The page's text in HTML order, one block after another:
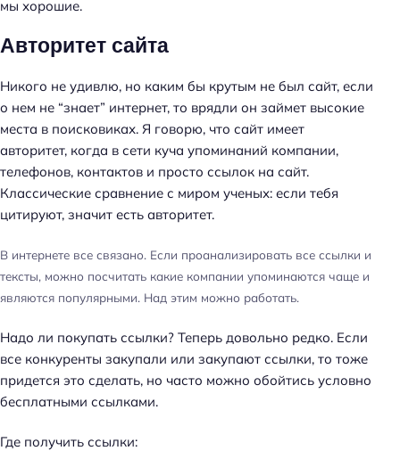
мы хорошие.
Авторитет сайта
Никого не удивлю, но каким бы крутым не был сайт, если
о нем не “знает” интернет, то врядли он займет высокие
места в поисковиках. Я говорю, что сайт имеет
авторитет, когда в сети куча упоминаний компании,
телефонов, контактов и просто ссылок на сайт.
Классические сравнение с миром ученых: если тебя
цитируют, значит есть авторитет.
В интернете все связано. Если проанализировать все ссылки и
тексты, можно посчитать какие компании упоминаются чаще и
являются популярными. Над этим можно работать.
Надо ли покупать ссылки? Теперь довольно редко. Если
все конкуренты закупали или закупают ссылки, то тоже
придется это сделать, но часто можно обойтись условно
бесплатными ссылками.
Где получить ссылки: